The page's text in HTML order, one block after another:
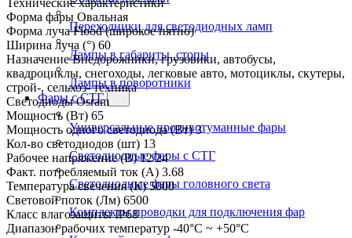
Переходники для светодиодных ламп
Лампы в габариты, стопы
Лампы в поворотники
Фары с СТГ
Универсальные противотуманные фары
Светодиодные фары с СТГ
Светодиодные фары головного света
Комплекты проводки для подключения фар
Форма фары Овальная
Форма луча Flood (широкое пятно)
Ширина луча (°) 60
Назначение Внедорожники, грузовики, автобусы,
квадроциклы, снегоходы, легковые авто, мотоциклы, скутеры,
строй-, сельхоз- техника
Светодиоды Osram
Мощность (Вт) 65
Мощность одного светодиода (Вт) 3
Кол-во светодиодов (шт) 13
Рабочее напряжение (В) 12/24
Факт. потребляемый ток (А) 3.68
Температура свечения (К) 5000
Световой поток (Лм) 6500
Класс влагозащиты IP68
Диапазон рабочих температур -40°С ~ +50°С